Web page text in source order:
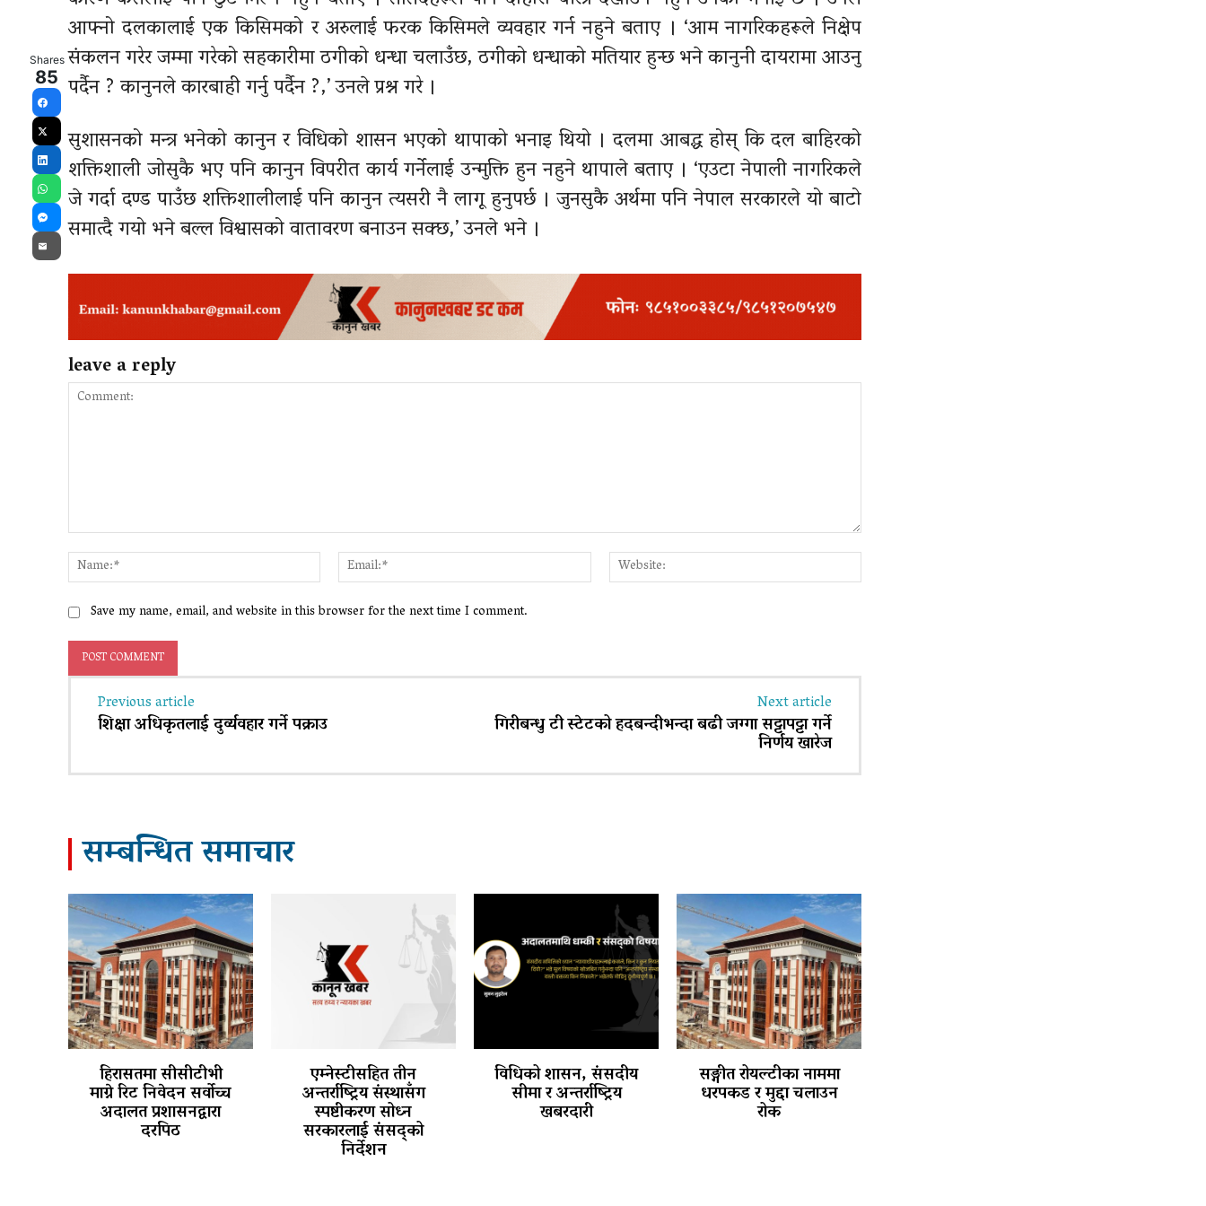
आफ्नो दलकालाई एक किसिमको र अरुलाई फरक किसिमले व्यवहार गर्न नहुने बताए । ‘आम नागरिकहरूले निक्षेप
संकलन गरेर जम्मा गरेको सहकारीमा ठगीको धन्धा चलाउँछ, ठगीको धन्धाको मतियार हुन्छ भने कानुनी दायरामा आउनु
पर्दैन ? कानुनले कारबाही गर्नु पर्दैन ?,’ उनले प्रश्न गरे ।
सुशासनको मन्त्र भनेको कानुन र विधिको शासन भएको थापाको भनाइ थियो । दलमा आबद्ध होस् कि दल बाहिरको
शक्तिशाली जोसुकै भए पनि कानुन विपरीत कार्य गर्नेलाई उन्मुक्ति हुन नहुने थापाले बताए । ‘एउटा नेपाली नागरिकले
जे गर्दा दण्ड पाउँछ शक्तिशालीलाई पनि कानुन त्यसरी नै लागू हुनुपर्छ । जुनसुकै अर्थमा पनि नेपाल सरकारले यो बाटो
समात्दै गयो भने बल्ल विश्वासको वातावरण बनाउन सक्छ,’ उनले भने ।
leave a reply
Name:*
Email:*
Save my name, email, and website in this browser for the next time I comment.
Previous article
शिक्षा अधिकृतलाई दुर्व्यवहार गर्ने पक्राउ
Next article
गिरीबन्धु टी स्टेटको हदबन्दीभन्दा बढी जग्गा सट्टापट्टा गर्ने
निर्णय खारेज
सम्बन्धित समाचार
हिरासतमा सीसीटीभी
माग्ने रिट निवेदन सर्वोच्च
अदालत प्रशासनद्वारा
दरपिठ
एम्नेस्टीसहित तीन
अन्तर्राष्ट्रिय संस्थासँग
स्पष्टीकरण सोध्न
सरकारलाई संसद्को
निर्देशन
विधिको शासन, संसदीय
सीमा र अन्तर्राष्ट्रिय
खबरदारी
सङ्गीत रोयल्टीका नाममा
धरपकड र मुद्दा चलाउन
रोक
Shares
85
Facebook
X
LinkedIn
WhatsApp
Messenger
Email